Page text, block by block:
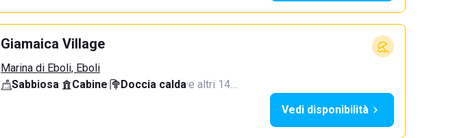
Giamaica Village
Marina di Eboli, Eboli
Sabbiosa· Cabine· Doccia calda·e altri 14…
Vedi disponibilità